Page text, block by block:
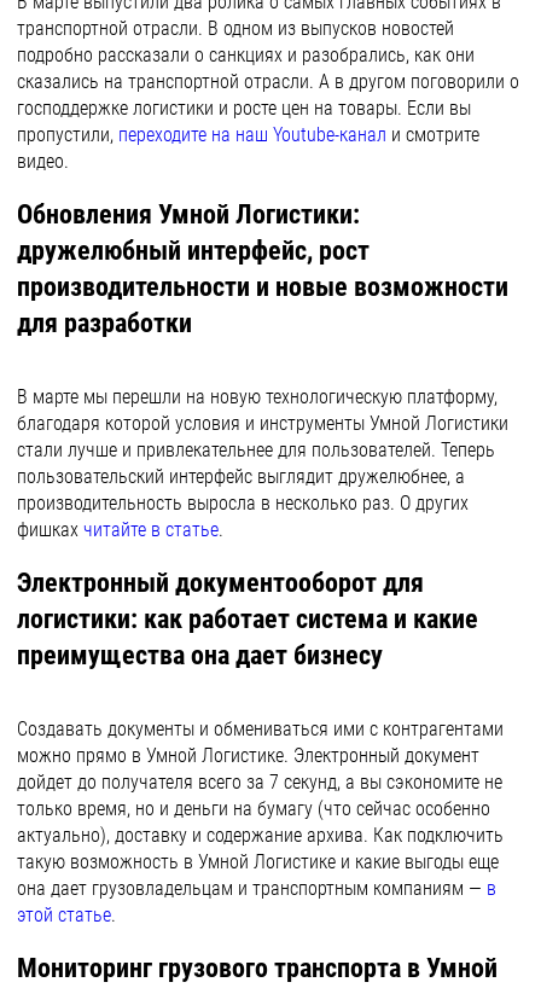
транспортной отрасли. В одном из выпусков новостей
подробно рассказали о санкциях и разобрались, как они
сказались на транспортной отрасли. А в другом поговорили о
господдержке логистики и росте цен на товары. Если вы
пропустили, переходите на наш Youtube-канал и смотрите
видео.
Обновления Умной Логистики:
дружелюбный интерфейс, рост
производительности и новые возможности
для разработки
В марте мы перешли на новую технологическую платформу,
благодаря которой условия и инструменты Умной Логистики
стали лучше и привлекательнее для пользователей. Теперь
пользовательский интерфейс выглядит дружелюбнее, а
производительность выросла в несколько раз. О других
фишках читайте в статье.
Электронный документооборот для
логистики: как работает система и какие
преимущества она дает бизнесу
Создавать документы и обмениваться ими с контрагентами
можно прямо в Умной Логистике. Электронный документ
дойдет до получателя всего за 7 секунд, а вы сэкономите не
только время, но и деньги на бумагу (что сейчас особенно
актуально), доставку и содержание архива. Как подключить
такую возможность в Умной Логистике и какие выгоды еще
она дает грузовладельцам и транспортным компаниям — в
этой статье.
Мониторинг грузового транспорта в Умной